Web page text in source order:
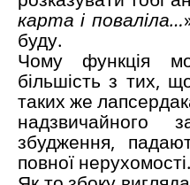
карта і поваліла…
буду.
Чому функція
більшість з тих,
таких же
надзвичайного
збудження,
повної нерухомості.